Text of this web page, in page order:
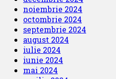
noiembrie 2024
octombrie 2024
septembrie 2024
august 2024
iulie 2024
iunie 2024
mai 2024